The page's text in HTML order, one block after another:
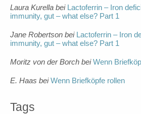
Laura Kurella bei Lactoferrin – Iron
immunity, gut – what else? Part 1
Jane Robertson bei Lactoferrin – Iron
immunity, gut – what else? Part 1
Moritz von der Borch beiWenn
E. Haas beiWenn Briefköpfe rollen
Tags